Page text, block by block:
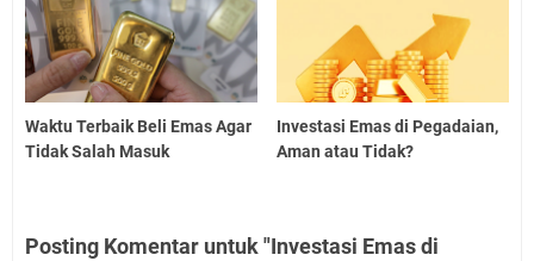
Waktu Terbaik Beli Emas Agar
Tidak Salah Masuk
Investasi Emas di Pegadaian,
Aman atau Tidak?
Posting Komentar untuk "Investasi Emas di